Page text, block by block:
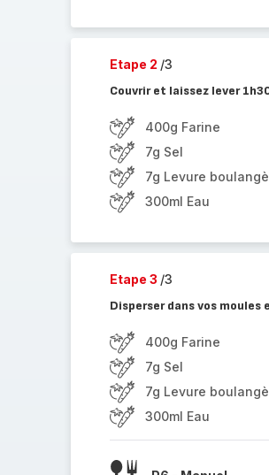
Etape 2 /3
Couvrir et laissez lever
400g Farine
7g Sel
7g Levure
300ml Eau
Etape 3 /3
Disperser dans vos moules
400g Farine
7g Sel
7g Levure
300ml Eau